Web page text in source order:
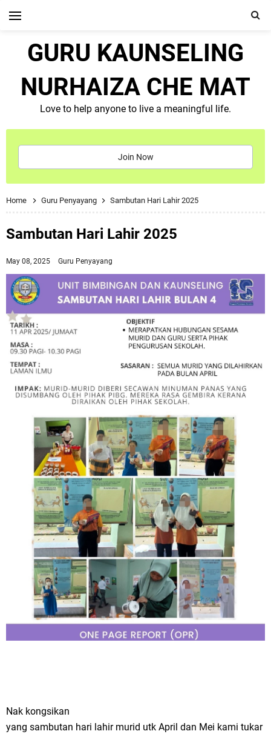
GURU KAUNSELING
NURHAIZA CHE MAT
Love to help anyone to live a meaningful life.
Join Now
Home Guru Penyayang Sambutan Hari Lahir 2025
Sambutan Hari Lahir 2025
May 08, 2025 Guru Penyayang
Nak kongsikan
yang sambutan hari lahir murid utk April dan Mei kami tukar